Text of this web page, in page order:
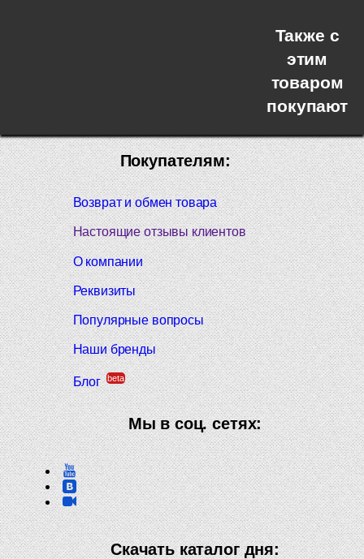
Также с
этим
товаром
покупают
Покупателям:
Возврат и обмен товара
Настоящие отзывы клиентов
О компании
Реквизиты
Популярные вопросы
Наши бренды
Блог beta
Мы в соц. сетях:
Скачать каталог дня: